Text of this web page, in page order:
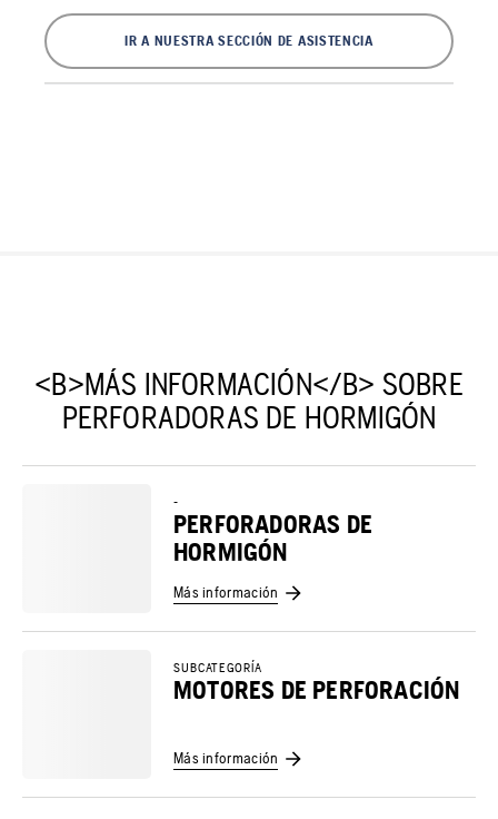
IR A NUESTRA SECCIÓN DE ASISTENCIA
<B>MÁS INFORMACIÓN</B> SOBRE
PERFORADORAS DE HORMIGÓN
-
PERFORADORAS DE
HORMIGÓN
Más información
SUBCATEGORÍA
MOTORES DE PERFORACIÓN
Más información